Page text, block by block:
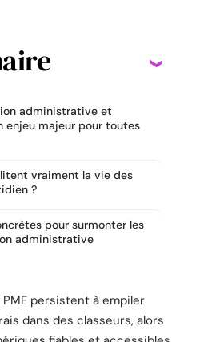
administrative et
enjeu majeur pour toutes
vraiment la vie des
?
pour surmonter les
administrative
persistent à empiler
dans des classeurs, alors